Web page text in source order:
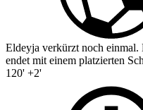
Eldeyja verkürzt noch
endet mit einem platzierten
120' +2'